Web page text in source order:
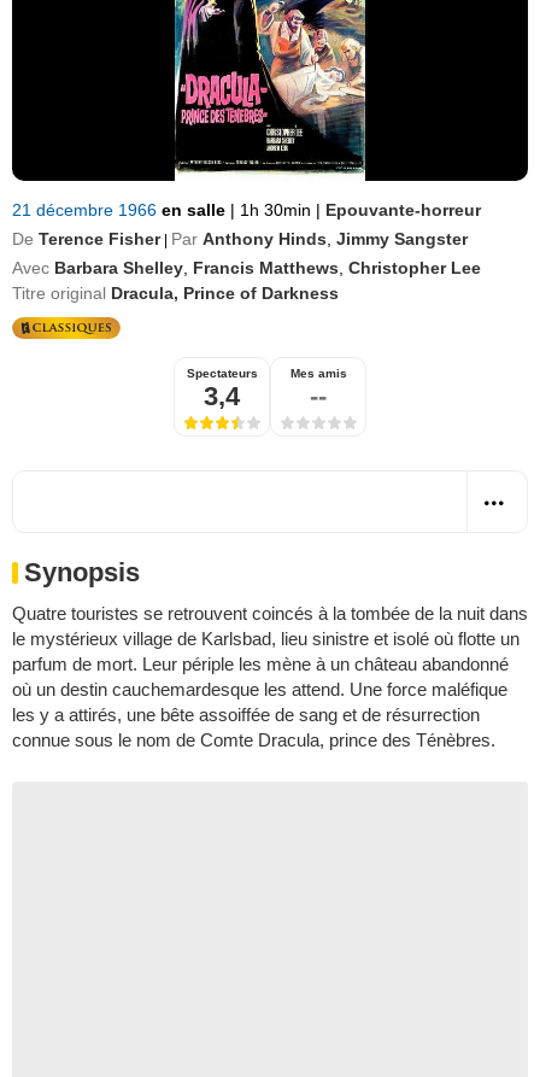
21 décembre 1966 en salle | 1h 30min | Epouvante-horreur
De Terence Fisher Par Anthony Hinds Jimmy Sangster
Avec Barbara Shelley Francis Matthews Christopher Lee
Titre original Dracula, Prince of Darkness
Spectateurs
3,4
Mes amis
--
Synopsis
Quatre touristes se retrouvent coincés à la tombée de la nuit dans
le mystérieux village de Karlsbad, lieu sinistre et isolé où flotte un
parfum de mort. Leur périple les mène à un château abandonné
où un destin cauchemardesque les attend. Une force maléfique
les y a attirés, une bête assoiffée de sang et de résurrection
connue sous le nom de Comte Dracula, prince des Ténèbres.